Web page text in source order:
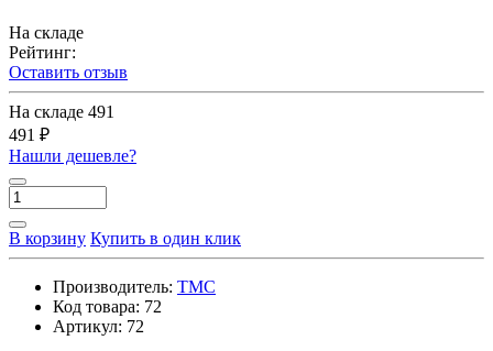
На складе
Рейтинг:
Оставить отзыв
На складе 491
491 ₽
Нашли дешевле?
В корзину Купить в один клик
Производитель: TMC
Код товара: 72
Артикул: 72